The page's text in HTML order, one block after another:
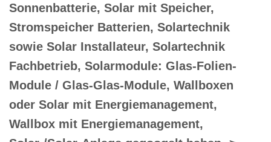
Sonnenbatterie, Solar mit Speicher,
Stromspeicher Batterien, Solartechnik
sowie Solar Installateur, Solartechnik
Fachbetrieb, Solarmodule: Glas-Folien-
Module / Glas-Glas-Module, Wallboxen
oder Solar mit Energiemanagement,
Wallbox mit Energiemanagement,